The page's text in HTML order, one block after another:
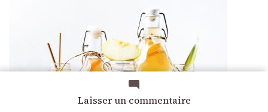
Laisser un commentairesur